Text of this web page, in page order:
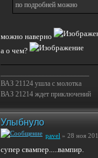
по подробней можно
можно наверно
а о чем?
ВАЗ 21124 ушла с молотка
ВАЗ 21214 ждет приключений
Улыбнуло
pavel » 28 ноя
супер свампер.....вампир.